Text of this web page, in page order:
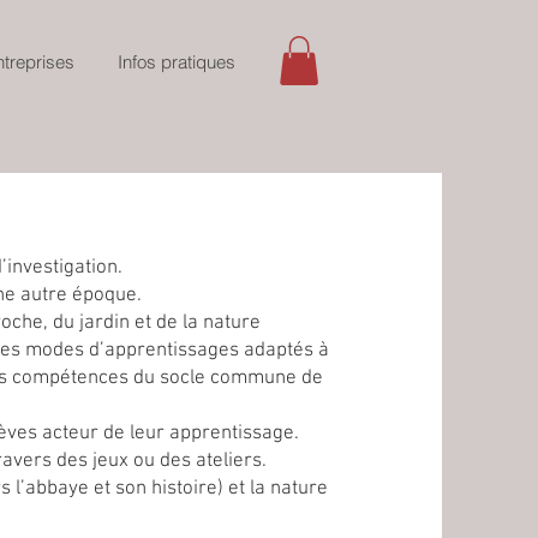
Infos pratiques
autre époque.
du jardin et de la nature
modes d’apprentissages adaptés à
du socle commune de
acteur de leur apprentissage.
des jeux ou des ateliers.
et son histoire) et la nature